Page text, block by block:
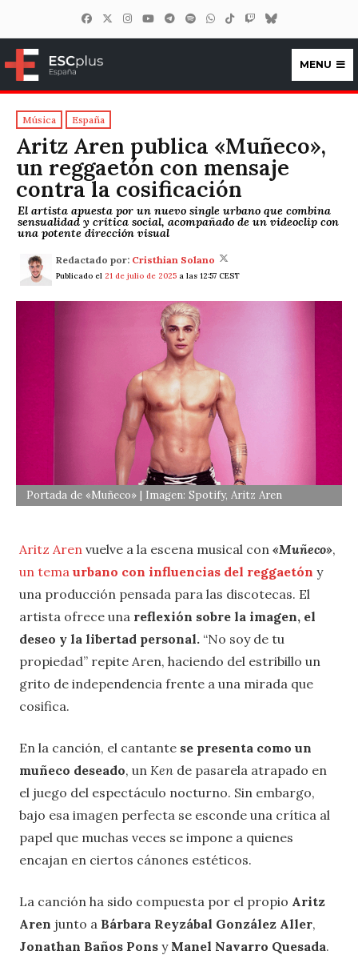
ESCplus España
MENU
Música España
Aritz Aren publica «Muñeco»,
un reggaetón con mensaje
contra la cosificación
El artista apuesta por un nuevo single urbano que combina
sensualidad y crítica social, acompañado de un videoclip con
una potente dirección visual
Redactado por: Cristhian Solano
Publicado el 21 de julio de 2025 a las 12:57 CEST
Portada de «Muñeco» | Imagen: Spotify, Aritz Aren
Aritz Aren vuelve a la escena musical con «Muñeco»,
un tema urbano con influencias del reggaetón y
una producción pensada para las discotecas. El
artista ofrece una reflexión sobre la imagen, el
deseo y la libertad personal. “No soy de tu
propiedad” repite Aren, haciendo del estribillo un
grito de independencia frente a una mirada que
cosifica.
En la canción, el cantante se presenta como un
muñeco deseado, un Ken de pasarela atrapado en
el juego del espectáculo nocturno. Sin embargo,
bajo esa imagen perfecta se esconde una crítica al
papel que muchas veces se impone a quienes
encajan en ciertos cánones estéticos.
La canción ha sido compuesta por el propio Aritz
Aren junto a Bárbara Reyzábal González Aller,
Jonathan Baños Pons y Manel Navarro Quesada.